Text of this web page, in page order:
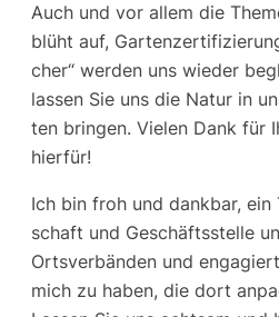
Auch und vor allem die
blüht auf,
cher“ wer­den uns wie­der
las­sen Sie uns die Natur in
ten brin­gen. Vie­len Dank für
hierfür!
Ich bin froh und dank­bar,
schaft und Geschäfts­stel­le
Orts­ver­bän­den und
mich zu haben, die dort